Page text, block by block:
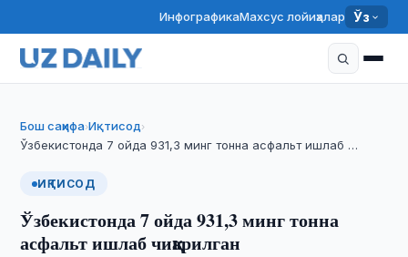
ИнфографикаМахсус лойиҳалар Ўз
Бош саҳифа›Иқтисод›
Ўзбекистонда 7 ойда 931,3 минг тонна асфальт ишлаб …
ИҚТИСОД
Ўзбекистонда 7 ойда 931,3 минг тонна
асфальт ишлаб чиқарилган